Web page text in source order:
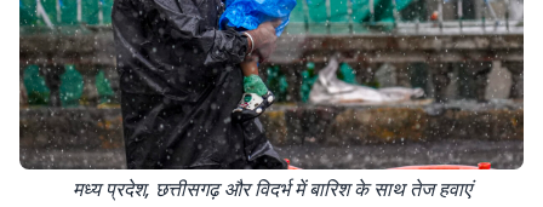
मध्य प्रदेश, छत्तीसगढ़ और विदर्भ में बारिश के साथ तेज हवाएं